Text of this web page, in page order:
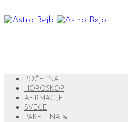
POČETNA
HOROSKOP
AFIRMACIJE
SVEĆE
PAKETI NA %